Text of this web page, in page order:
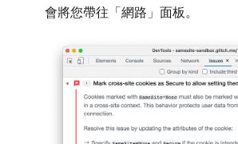
會將您帶往「網路」 面板。